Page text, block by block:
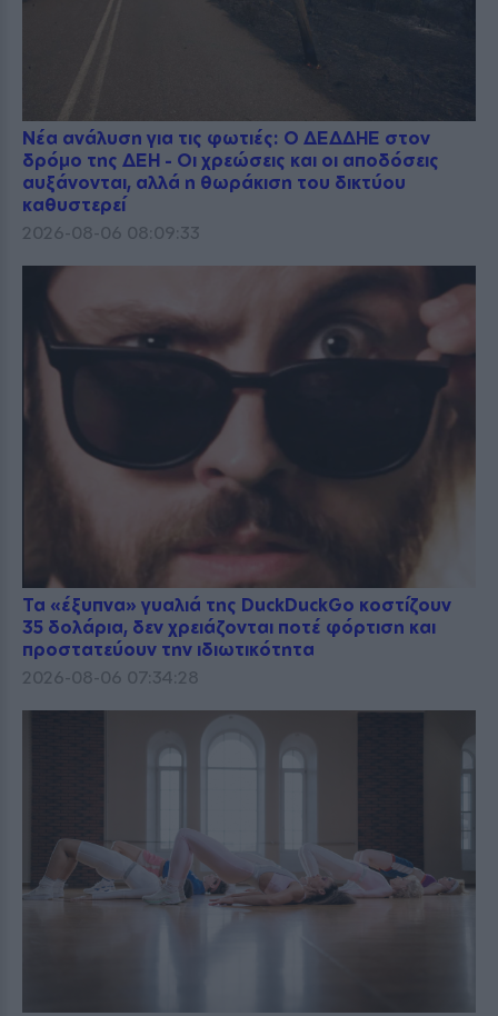
Νέα ανάλυση για τις φωτιές: Ο ΔΕΔΔΗΕ στον
δρόμο της ΔΕΗ - Οι χρεώσεις και οι αποδόσεις
αυξάνονται, αλλά η θωράκιση του δικτύου
καθυστερεί
2026-08-06 08:09:33
Τα «έξυπνα» γυαλιά της DuckDuckGo κοστίζουν
35 δολάρια, δεν χρειάζονται ποτέ φόρτιση και
προστατεύουν την ιδιωτικότητα
2026-08-06 07:34:28